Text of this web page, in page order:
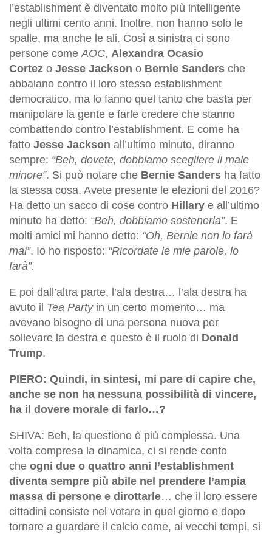
l’establishment è diventato molto più intelligente
negli ultimi cento anni. Inoltre, non hanno solo le
spalle, ma anche le ali. Così a sinistra ci sono
persone comeAOC, Alexandra Ocasio
Cortez o Jesse Jackson o Bernie Sanders che
abbaiano contro il loro stesso establishment
democratico, ma lo fanno quel tanto che basta per
manipolare la gente e farle credere che stanno
combattendo contro l’establishment. E come ha
fatto Jesse Jackson all’ultimo minuto, diranno
sempre: “Beh, dovete, dobbiamo scegliere il male
minore”. Si può notare che Bernie Sanders ha fatto
la stessa cosa. Avete presente le elezioni del 2016?
Ha detto un sacco di cose contro Hillary e all’ultimo
minuto ha detto: “Beh, dobbiamo sostenerla”. E
molti amici mi hanno detto: “Oh, Bernie non lo farà
mai”. Io ho risposto: “Ricordate le mie parole, lo
farà”.
E poi dall’altra parte, l’ala destra… l’ala destra ha
avuto il Tea Partyin un certo momento… ma
avevano bisogno di una persona nuova per
sollevare la destra e questo è il ruolo di Donald
Trump.
PIERO: Quindi, in sintesi, mi pare di capire che,
anche se non ha nessuna possibilità di vincere,
ha il dovere morale di farlo…?
SHIVA: Beh, la questione è più complessa. Una
volta compresa la dinamica, ci si rende conto
che ogni due o quattro anni l’establishment
diventa sempre più abile nel prendere l’ampia
massa di persone e dirottarle… che il loro essere
cittadini consiste nel votare in quel giorno e dopo
tornare a guardare il calcio come, ai vecchi tempi, si